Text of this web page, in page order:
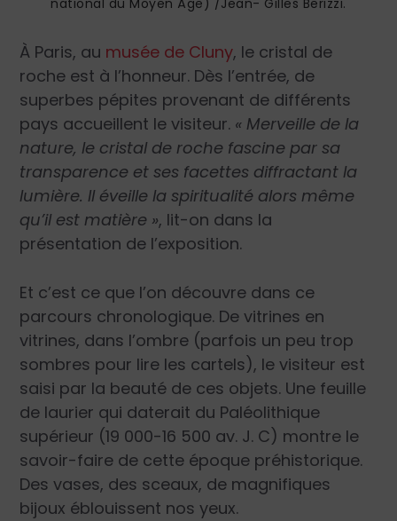
À Paris, au musée de Cluny, le cristal de
roche est à l’honneur. Dès l’entrée, de
superbes pépites provenant de différents
pays accueillent le visiteur. « Merveille de la
nature, le cristal de roche fascine par sa
transparence et ses facettes diffractant la
lumière. Il éveille la spiritualité alors même
qu’il est matière », lit-on dans la
présentation de l’exposition.
Et c’est ce que l’on découvre dans ce
parcours chronologique. De vitrines en
vitrines, dans l’ombre (parfois un peu trop
sombres pour lire les cartels), le visiteur est
saisi par la beauté de ces objets. Une feuille
de laurier qui daterait du Paléolithique
supérieur (19 000-16 500 av. J. C) montre le
savoir-faire de cette époque préhistorique.
Des vases, des sceaux, de magnifiques
bijoux éblouissent nos yeux.